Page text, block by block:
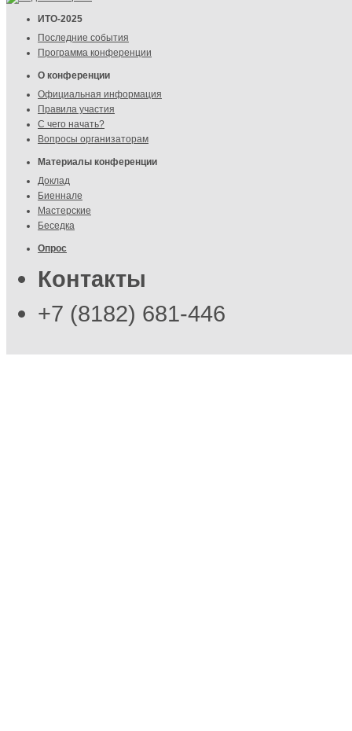
ИТО-2025
Последние события
Программа конференции
О конференции
Официальная информация
Правила участия
С чего начать?
Вопросы организаторам
Материалы конференции
Доклад
Биеннале
Мастерские
Беседка
Опрос
Контакты
+7 (8182) 681-446